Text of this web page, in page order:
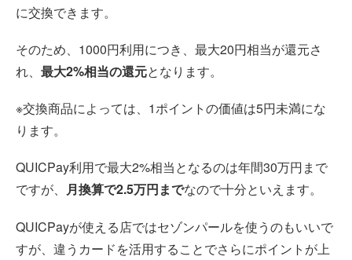
に交換できます。
そのため、1000円利用につき、最大20円相当が還元さ
れ、 最大2%相当の還元となります。
※交換商品によっては、1ポイントの価値は5円未満にな
ります。
QUICPay利用で最大2%相当となるのは年間30万円まで
ですが、 月換算で2.5万円までなので十分といえます。
QUICPayが使える店ではセゾンパールを使うのもいいで
すが、違うカードを活用することでさらにポイントが上